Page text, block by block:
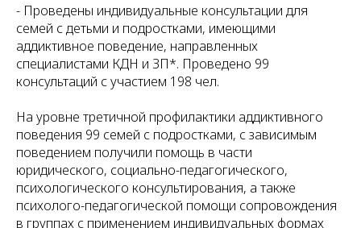
- Проведены индивидуальные консультации для
семей с детьми и подростками, имеющими
аддиктивное поведение, направленных
специалистами КДН и ЗП*. Проведено 99
консультаций с участием 198 чел.
На уровне третичной профилактики аддиктивного
поведения 99 семей с подростками, с зависимым
поведением получили помощь в части
юридического, социально-педагогического,
психологического консультирования, а также
психолого-педагогической помощи сопровождения
в группах с применением индивидуальных формах